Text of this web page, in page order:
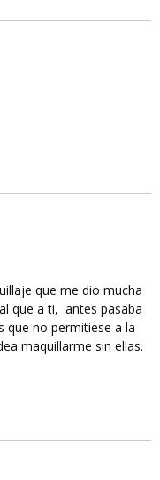
que me dio mucha
que a ti, antes pasaba
que no permitiese a la
maquillarme sin ellas.